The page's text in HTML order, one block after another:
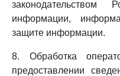
законодательством
информации,
защите информации.
8. Обработка
предоставлении